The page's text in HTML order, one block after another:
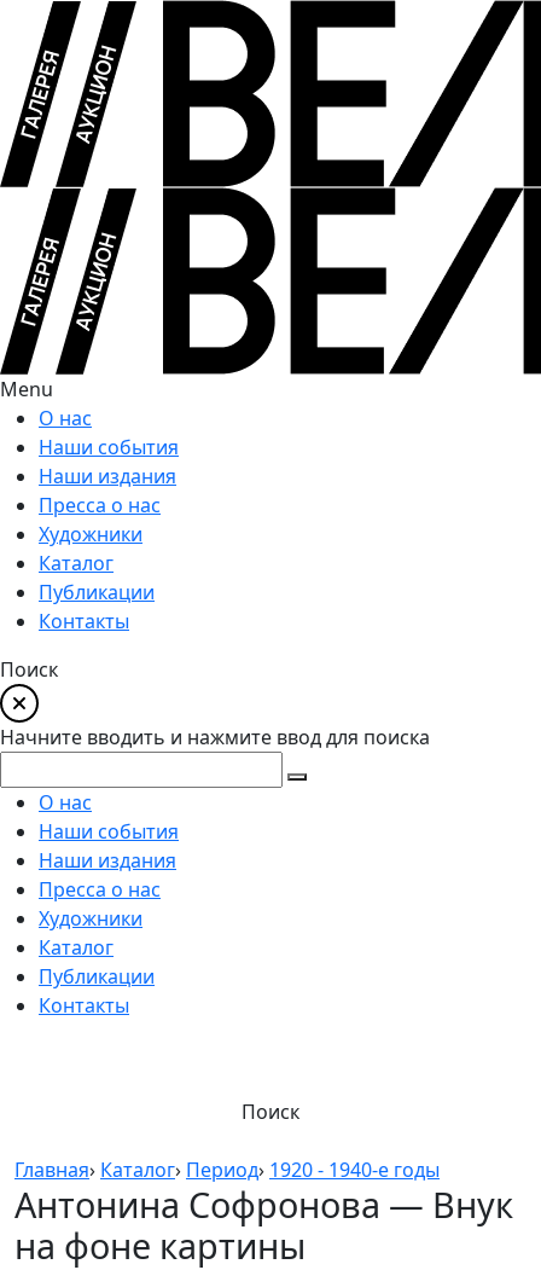
Menu
О нас
Наши события
Наши издания
Пресса о нас
Художники
Каталог
Публикации
Контакты
Поиск
Начните вводить и нажмите ввод для поиска
О нас
Наши события
Наши издания
Пресса о нас
Художники
Каталог
Публикации
Контакты
Поиск
Главная› Каталог› Период› 1920 - 1940-е годы
Антонина Софронова — Внук
на фоне картины